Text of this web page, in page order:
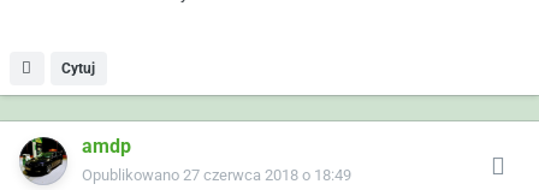
Cytuj
amdp
Opublikowano 27 czerwca 2018 o 18:49